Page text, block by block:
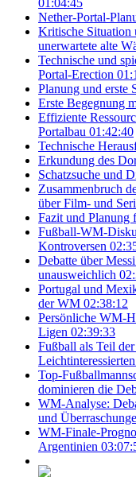
01:04:45
Nether-Portal-
Kritische Situation
unerwartete alte
Technische und
Portal-Erection
Planung und erste
Erste Begegnung
Effiziente
Portalbau 01:42:40
Technische
Erkundung des
Schatzsuche und
Zusammenbruch
über Film- und
Fazit und Planung
Fußball-WM-
Kontroversen
Debatte über
unausweichlich
Portugal und
der WM 02:38:12
Persönliche WM-
Ligen 02:39:33
Fußball als Teil
Leichtinteressierten
Top-
dominieren die
WM-Analyse:
und
WM-Finale-
Argentinien